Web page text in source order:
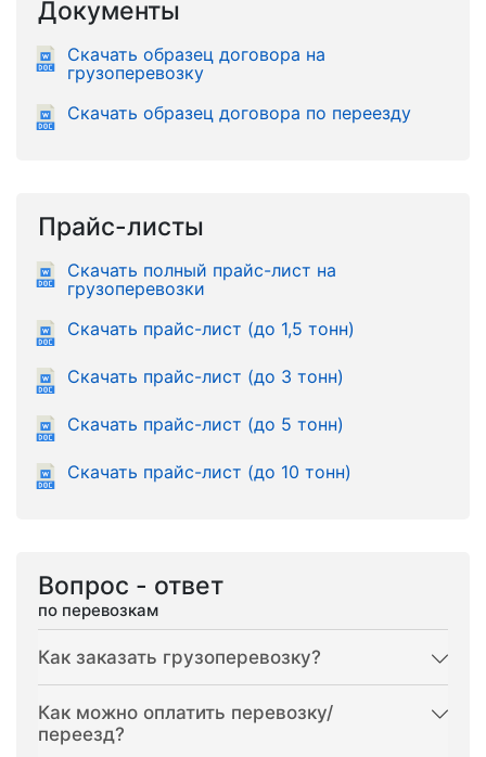
Документы
Скачать образец договора на
грузоперевозку
Скачать образец договора по переезду
Прайс-листы
Скачать полный прайс-лист на
грузоперевозки
Скачать прайс-лист (до 1,5 тонн)
Скачать прайс-лист (до 3 тонн)
Скачать прайс-лист (до 5 тонн)
Скачать прайс-лист (до 10 тонн)
Вопрос - ответ
по перевозкам
Как заказать грузоперевозку?
Как можно оплатить перевозку/
переезд?